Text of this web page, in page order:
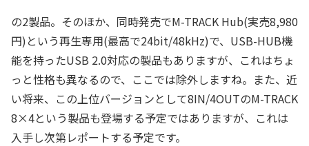
の2製品。そのほか、同時発売でM-TRACK Hub(実売8,980
円)という再生専用(最高で24bit/48kHz)で、USB-HUB機
能を持ったUSB 2.0対応の製品もありますが、これはちょ
っと性格も異なるので、ここでは除外しますね。また、近
い将来、この上位バージョンとして8IN/4OUTのM-TRACK
8×4という製品も登場する予定ではありますが、これは
入手し次第レポートする予定です。